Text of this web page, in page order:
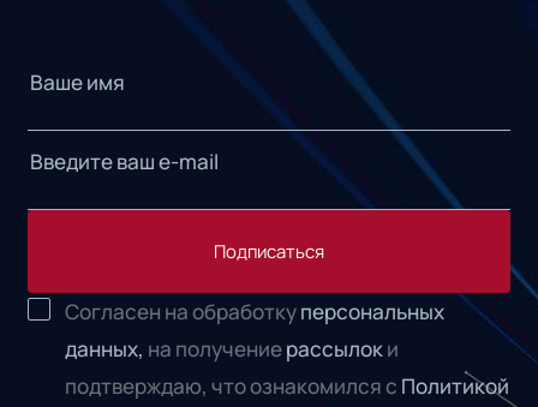
Подписаться
Согласен на обработкуперсональных
данных, на получениерассылоки
подтверждаю, что ознакомился с Политикой